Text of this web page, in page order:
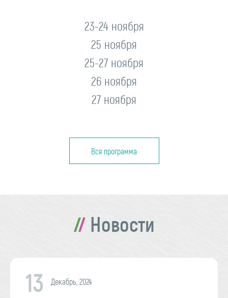
23-24 ноября
25 ноября
25-27 ноября
26 ноября
27 ноября
Вся программа
Новости
13 Декабрь, 2024